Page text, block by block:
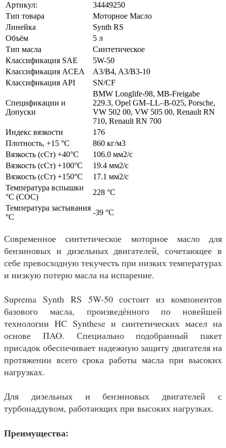
Артикул:
34449250
Тип товара
Моторное Масло
Линейка
Synth RS
Объём
5 л
Тип масла
Синтетическое
Классификация SAE
5W-50
Классификация ACEA
A3/B4, A3/B3-10
Классификация API
SN/CF
Спецификации и
Допуски
BMW Longlife-98, MB-Freigabe
229.3, Opel GM–LL–B-025, Porsche,
VW 502 00, VW 505 00, Renault RN
710, Renault RN 700
Индекс вязкости
176
Плотность, +15 °С
860 кг/м3
Вязкость (сСт) +40°С
106.0 мм2/с
Вязкость (сСт) +100°С
19.4 мм2/с
Вязкость (cСт) +150°С
17.1 мм2/с
Температура вспышки
°С (СОС)
228 °C
Температура застывания
°С
-39 °С
Современное синтетическое моторное масло для
бензиновых и дизельных двигателей, сочетающее в
себе превосходную текучесть при низких температурах
и низкую потерю масла на испарение.
Suprema Synth RS 5W-50 состоит из компонентов
базового масла, произведённого по новейшей
технологии HC Synthese и синтетических масел на
основе ПAO. Специально подобранный пакет
присадок обеспечивает надежную защиту двигателя на
протяжении всего срока работы масла при высоких
нагрузках.
Для дизельных и бензиновых двигателей с
турбонаддувом, работающих при высоких нагрузках.
Преимущества: